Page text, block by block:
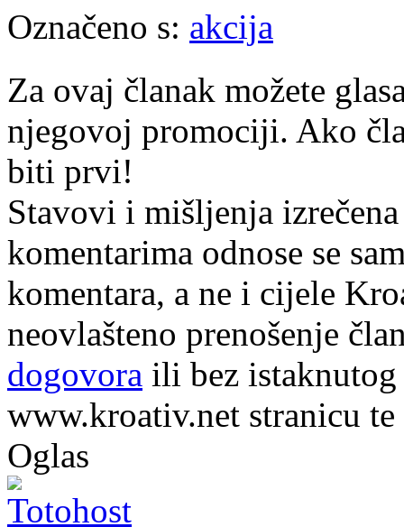
Označeno s: akcija
Za ovaj članak možete
njegovoj promociji. Ako
biti prvi!
Stavovi i mišljenja
komentarima odnose se
komentara, a ne i cijele
neovlašteno prenošenje
dogovora ili bez
www.kroativ.net stranicu te
Oglas